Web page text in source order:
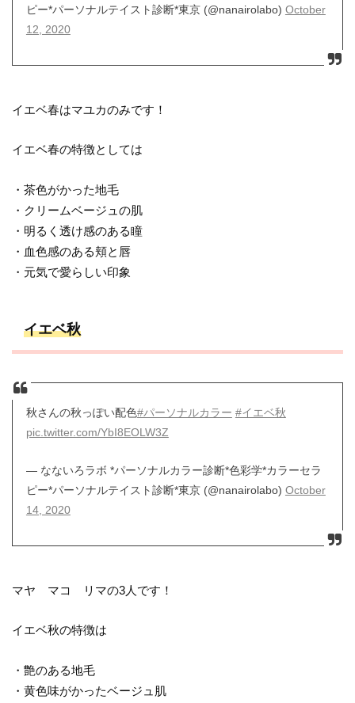
ピー*パーソナルテイスト診断*東京 (@nanairolabo) October
12, 2020
イエベ春はマユカのみです！
イエベ春の特徴としては
・茶色がかった地毛
・クリームベージュの肌
・明るく透け感のある瞳
・血色感のある頬と唇
・元気で愛らしい印象
イエベ秋
秋さんの秋っぽい配色#パーソナルカラー #イエベ秋
pic.twitter.com/YbI8EOLW3Z
— なないろラボ *パーソナルカラー診断*色彩学*カラーセラ
ピー*パーソナルテイスト診断*東京 (@nanairolabo) October
14, 2020
マヤ マコ リマの3人です！
イエベ秋の特徴は
・艶のある地毛
・黄色味がかったベージュ肌